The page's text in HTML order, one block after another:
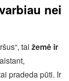
nei
tai žemė ir
pradeda pūti. Ir